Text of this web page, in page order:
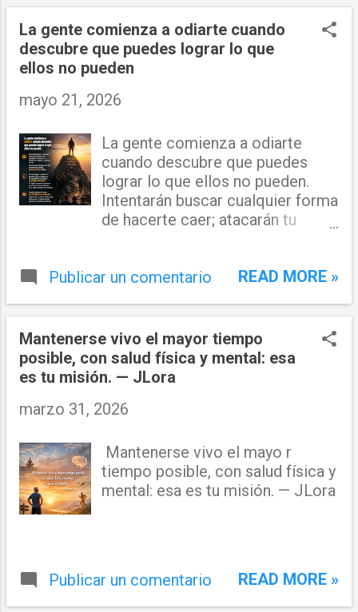
Constitucional desempeña una
función esencial: proteger la
supremacía de la Constitución y
garantizar que las leyes se
Sin embargo, esa misión no le
Congreso Nacional ni para
convertirse en un órgano ...
más larga, saludable y
armoniosa." — Dr. Juan Lora
La gente comienza a odiarte cuando
descubre que puedes lograr lo que
ellos no pueden
mayo 21, 2026
La gente comienza a odiarte
cuando descubre que puedes
lograr lo que ellos no pueden.
Intentarán buscar cualquier forma
de hacerte caer; atacarán tu
fuertes, los más conscientes y
embargo, no olvides a aquellos
que se alejaron y no soportaron
la presión… la presión del éxito .
En algún momento estuvieron
vida, tomaron otro camino.
castigues su ausencia. Mejor
honra y valora todo lo que
hicieron por ti, hasta donde
visión o resistencia que ella
posee. — Dr. Juan Lora
Publicar un comentario READ MORE »
Mantenerse vivo el mayor tiempo
posible, con salud física y mental: esa
es tu misión. — JLora
marzo 31, 2026
Mantenerse vivo el mayo r
tiempo posible, con salud física y
mental: esa es tu misión. — JLora
Publicar un comentario READ MORE »